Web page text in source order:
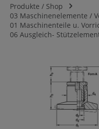
Produkte / Shop
03 Maschinenelemente /
01 Maschinenteile u.
06 Ausgleich-
Bildergalerie